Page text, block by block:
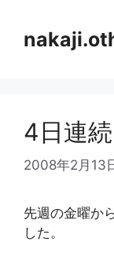
4日連
2008年2月13
先週の金曜か
した。